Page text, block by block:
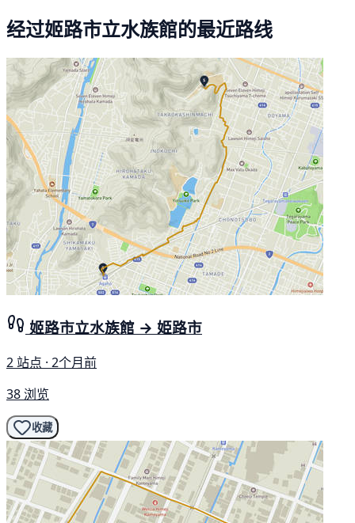
经过姬路市立水族館的最近路线
姬路市立水族館 → 姫路市
2 站点 · 2个月前
38 浏览
收藏